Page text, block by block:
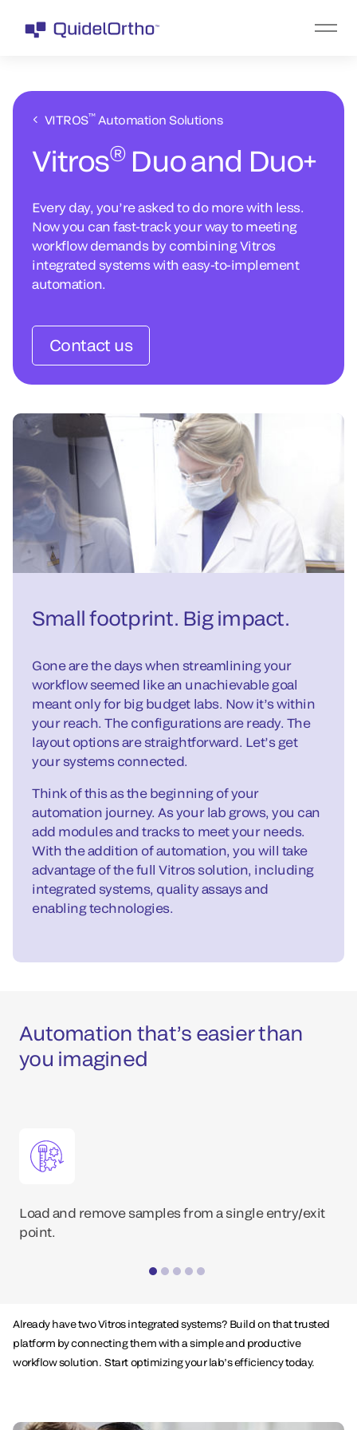
VITROS™Automation Solutions
Vitros®Duo and Duo+
Every day, you’re asked to do more with less.
Now you can fast-track your way to meeting
workflow demands by combining Vitros
integrated systems with easy-to-implement
automation.
Contact us
Small footprint. Big impact.
Gone are the days when streamlining your
workflow seemed like an unachievable goal
meant only for big budget labs. Now it’s within
your reach. The configurations are ready. The
layout options are straightforward. Let’s get
your systems connected.
Think of this as the beginning of your
automation journey. As your lab grows, you can
add modules and tracks to meet your needs.
With the addition of automation, you will take
advantage of the full Vitros solution, including
integrated systems, quality assays and
enabling technologies.
Automation that’s easier than
you imagined
Load and remove samples from a single entry/exit
point.
Already have two Vitros integrated systems? Build on that trusted
platform by connecting them with a simple and productive
workflow solution. Start optimizing your lab’s efficiency today.